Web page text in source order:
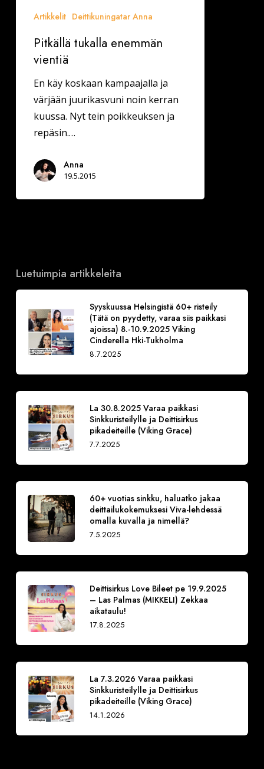
Artikkelit Deittikuningatar Anna
Pitkällä tukalla enemmän
vientiä
En käy koskaan kampaajalla ja
värjään juurikasvuni noin kerran
kuussa. Nyt tein poikkeuksen ja
repäsin.…
Anna
19.5.2015
Luetuimpia artikkeleita
Syyskuussa Helsingistä 60+ risteily
(Tätä on pyydetty, varaa siis paikkasi
ajoissa) 8.-10.9.2025 Viking
Cinderella Hki-Tukholma
8.7.2025
La 30.8.2025 Varaa paikkasi
Sinkkuristeilylle ja Deittisirkus
pikadeiteille (Viking Grace)
7.7.2025
60+ vuotias sinkku, haluatko jakaa
deittailukokemuksesi Viva-lehdessä
omalla kuvalla ja nimellä?
7.5.2025
Deittisirkus Love Bileet pe 19.9.2025
– Las Palmas (MIKKELI) Zekkaa
aikataulu!
17.8.2025
La 7.3.2026 Varaa paikkasi
Sinkkuristeilylle ja Deittisirkus
pikadeiteille (Viking Grace)
14.1.2026